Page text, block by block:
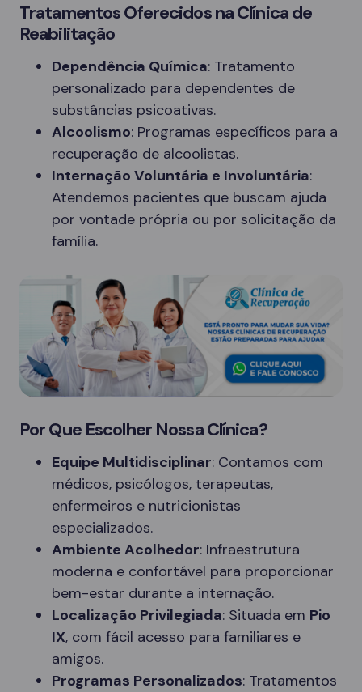
Tratamentos Oferecidos na Clínica de
Reabilitação
Dependência Química: Tratamento
personalizado para dependentes de
substâncias psicoativas.
Alcoolismo: Programas específicos para a
recuperação de alcoolistas.
Internação Voluntária e Involuntária:
Atendemos pacientes que buscam ajuda
por vontade própria ou por solicitação da
família.
Por Que Escolher Nossa Clínica?
Equipe Multidisciplinar: Contamos com
médicos, psicólogos, terapeutas,
enfermeiros e nutricionistas
especializados.
Ambiente Acolhedor: Infraestrutura
moderna e confortável para proporcionar
bem-estar durante a internação.
Localização Privilegiada: Situada em Pio
IX, com fácil acesso para familiares e
amigos.
Programas Personalizados: Tratamentos